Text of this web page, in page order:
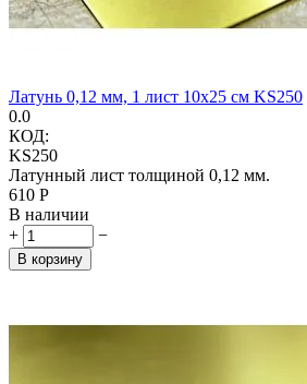
Латунь 0,12 мм, 1 лист 10х25 см KS250
0.0
КОД:
KS250
Латунный лист толщиной 0,12 мм.
‍610‍ Р
В наличии
+
−
В корзину